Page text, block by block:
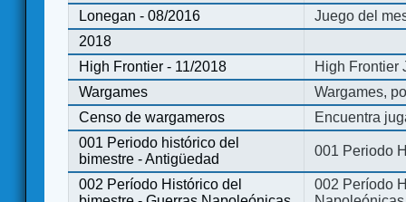
Lonegan - 08/2016
Juego del
2018
High Frontier - 11/2018
High Frontier
Wargames
Wargames,
Censo de wargameros
Encuentra
001 Periodo histórico del
bimestre - Antigüedad
001 Periodo
002 Período Histórico del
002 Período